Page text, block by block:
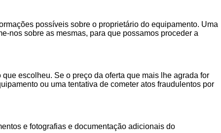
possíveis sobre o proprietário do equipamento. Uma
nos sobre as mesmas, para que possamos proceder a
escolheu. Se o preço da oferta que mais lhe agrada for
ou uma tentativa de cometer atos fraudulentos por
e fotografias e documentação adicionais do